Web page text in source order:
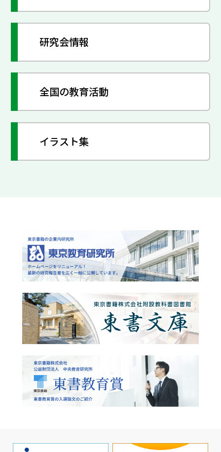
研究会情報
全国の教育活動
イラスト集